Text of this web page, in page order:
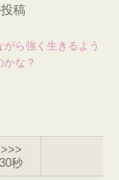
稿
ら強く生きるよう
な？
>>>
30秒